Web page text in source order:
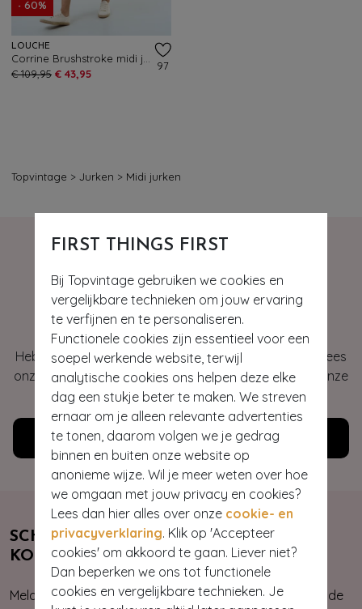
FIRST THINGS FIRST
Bij Topvintage gebruiken we cookies en
vergelijkbare technieken om jouw ervaring
te verfijnen en te personaliseren.
Functionele cookies zijn essentieel voor een
soepel werkende website, terwijl
analytische cookies ons helpen deze elke
dag een stukje beter te maken. We streven
ernaar om je alleen relevante advertenties
te tonen, daarom volgen we je gedrag
binnen en buiten onze website op
anonieme wijze. Wil je meer weten over hoe
we omgaan met jouw privacy en cookies?
Lees dan hier alles over onze cookie- en
privacyverklaring. Klik op 'Accepteer
cookies' om akkoord te gaan. Liever niet?
Dan beperken we ons tot functionele
cookies en vergelijkbare technieken. Je
- 60%
LOUCHE
€ 109,95 € 43,95
97
Topvintage > Jurken > Midi jurken
Hey gorgeous
Heb je vragen of heb je hulp nodig bij je bestelling? Lees
onze veelgestelde vragen of neem contact op met onze
klantenservice. Wij helpen je graag!
Klantenservice
SCHRIJF JE NU IN & ONTVANG 10%
KORTING
Meld je aan voor onze nieuwsbrief. Zo ben je altijd op de